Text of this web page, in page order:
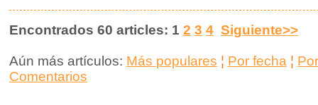
Encontrados 60 articles: 1 2 3 4 Siguiente>>
Aún más artículos: Más populares ¦ Por fecha ¦
Comentarios